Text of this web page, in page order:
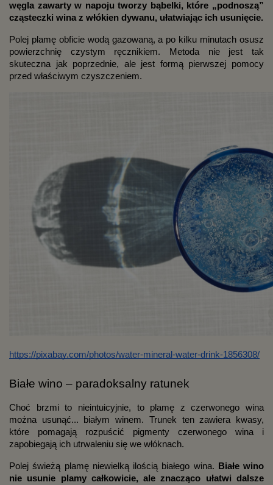
węgla zawarty w napoju tworzy bąbelki, które „podnoszą”
cząsteczki wina z włókien dywanu, ułatwiając ich usunięcie.
Polej plamę obficie wodą gazowaną, a po kilku minutach osusz
powierzchnię czystym ręcznikiem. Metoda nie jest tak
skuteczna jak poprzednie, ale jest formą pierwszej pomocy
przed właściwym czyszczeniem.
https://pixabay.com/photos/water-mineral-water-drink-1856308/
Białe wino – paradoksalny ratunek
Choć brzmi to nieintuicyjnie, to plamę z czerwonego wina
można usunąć... białym winem. Trunek ten zawiera kwasy,
które pomagają rozpuścić pigmenty czerwonego wina i
zapobiegają ich utrwaleniu się we włóknach.
Polej świeżą plamę niewielką ilością białego wina.
Białe wino
nie usunie plamy całkowicie, ale znacząco ułatwi dalsze